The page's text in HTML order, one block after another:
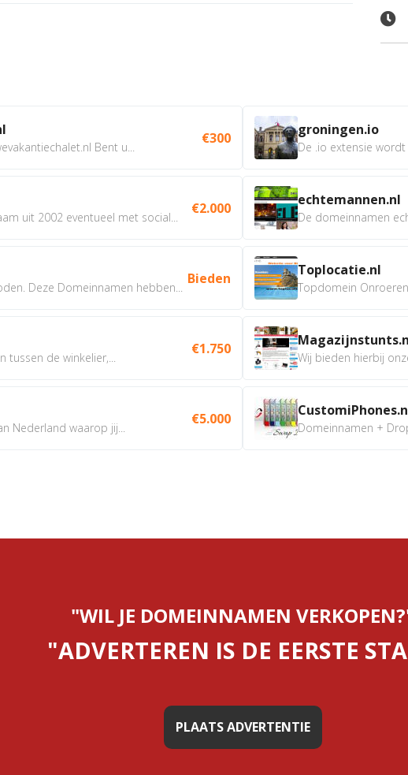
Bent u...
€300
uit 2002 eventueel met social...
€2.000
Deze Domeinnamen hebben...
Bieden
de winkelier,...
€1.750
Nederland waarop jij...
€5.000
groningen.io
De .io extensie wordt
echtemannen.nl
De domeinnamen
Toplocatie.nl
Topdomein
Wij bieden hierbij
Domeinnamen +
"WIL JE DOMEINNAMEN
"ADVERTEREN IS DE EERSTE
PLAATS ADVERTENTIE